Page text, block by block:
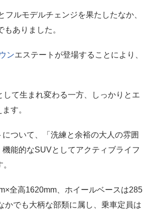
ルモデルチェンジを果たしたなか、
ありました。
ンエステートが登場することにより、
て生まれ変わる一方、しっかりとエ
す。
ついて、「洗練と余裕の大人の雰囲
能的なSUVとしてアクティブライフ
全高1620mm、ホイールベースは285
かでも大柄な部類に属し、乗車定員は